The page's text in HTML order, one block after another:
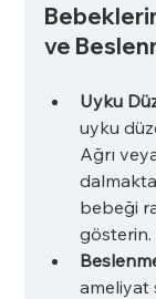
ve
Uyku
uyku
Ağrı
bebeği
gösterin.
ameliyat